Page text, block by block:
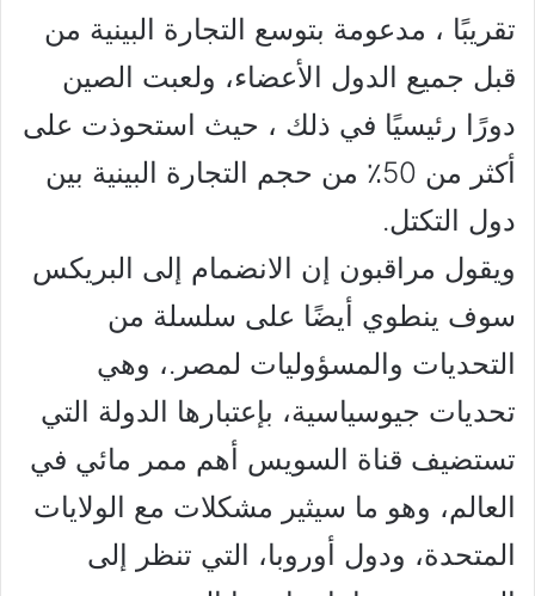
تقريبًا ، مدعومة بتوسع التجارة البينية من
قبل جميع الدول الأعضاء، ولعبت الصين
دورًا رئيسيًا في ذلك ، حيث استحوذت على
أكثر من 50٪ من حجم التجارة البينية بين
دول التكتل.
ويقول مراقبون إن الانضمام إلى البريكس
سوف ينطوي أيضًا على سلسلة من
التحديات والمسؤوليات لمصر.، وهي
تحديات جيوسياسية، بإعتبارها الدولة التي
تستضيف قناة السويس أهم ممر مائي في
العالم، وهو ما سيثير مشكلات مع الولايات
المتحدة، ودول أوروبا، التي تنظر إلى